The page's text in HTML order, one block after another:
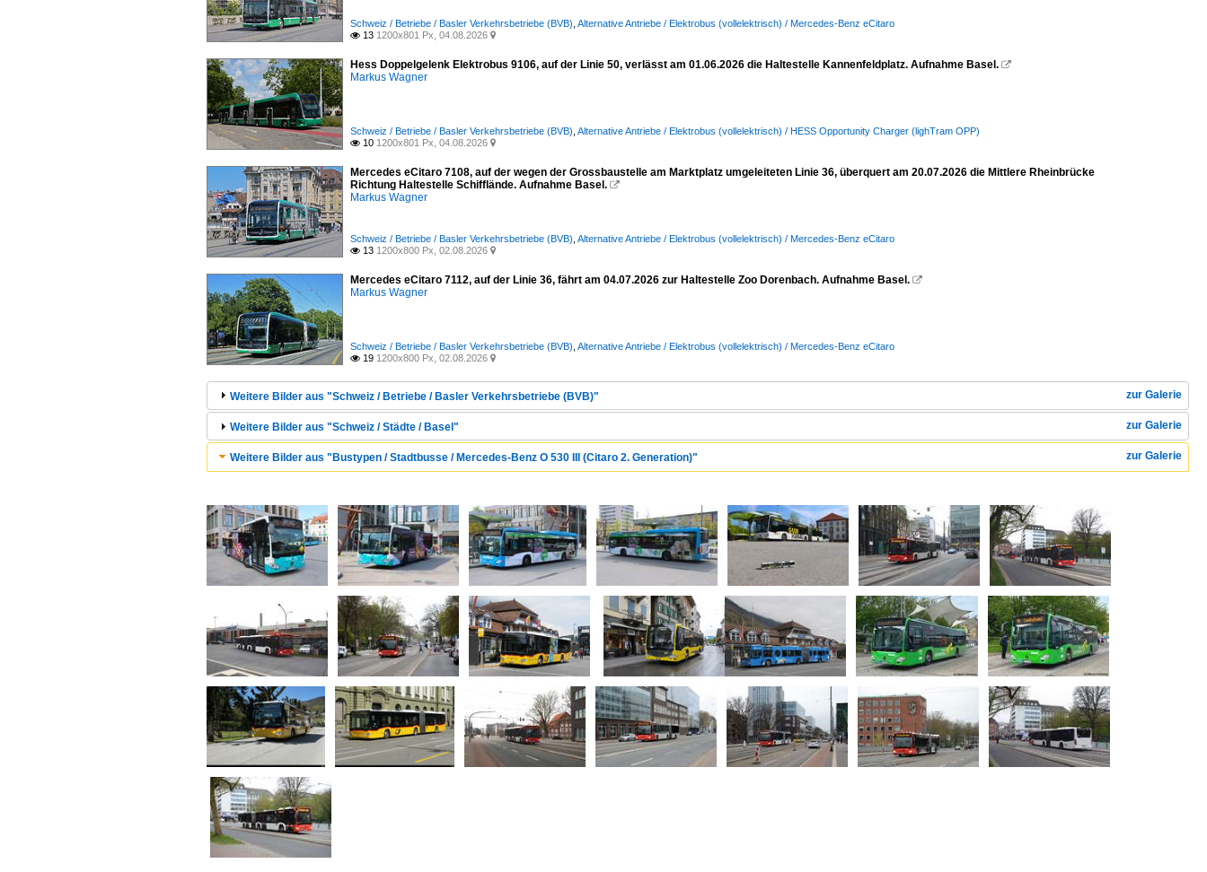
Schweiz / Betriebe / Basler Verkehrsbetriebe (BVB) Alternative Antriebe / Elektrobus (vollelektrisch) / Mercedes-Benz eCitaro
 13 1200x801 Px, 04.08.2026 
Hess Doppelgelenk Elektrobus 9106, auf der Linie 50, verlässt am 01.06.2026 die Haltestelle Kannenfeldplatz. Aufnahme Basel. 
Markus Wagner
Schweiz / Betriebe / Basler Verkehrsbetriebe (BVB) Alternative Antriebe / Elektrobus (vollelektrisch) / HESS Opportunity Charger (lighTram OPP)
 10 1200x801 Px, 04.08.2026 
Mercedes eCitaro 7108, auf der wegen der Grossbaustelle am Marktplatz umgeleiteten Linie 36, überquert am 20.07.2026 die Mittlere Rheinbrücke
Richtung Haltestelle Schifflände. Aufnahme Basel. 
Markus Wagner
Schweiz / Betriebe / Basler Verkehrsbetriebe (BVB) Alternative Antriebe / Elektrobus (vollelektrisch) / Mercedes-Benz eCitaro
 13 1200x800 Px, 02.08.2026 
Mercedes eCitaro 7112, auf der Linie 36, fährt am 04.07.2026 zur Haltestelle Zoo Dorenbach. Aufnahme Basel. 
Markus Wagner
Schweiz / Betriebe / Basler Verkehrsbetriebe (BVB) Alternative Antriebe / Elektrobus (vollelektrisch) / Mercedes-Benz eCitaro
 19 1200x800 Px, 02.08.2026 
zur Galerie
Weitere Bilder aus "Schweiz / Betriebe / Basler Verkehrsbetriebe (BVB)"
zur Galerie
Weitere Bilder aus "Schweiz / Städte / Basel"
zur Galerie
Weitere Bilder aus "Bustypen / Stadtbusse / Mercedes-Benz O 530 III (Citaro 2. Generation)"